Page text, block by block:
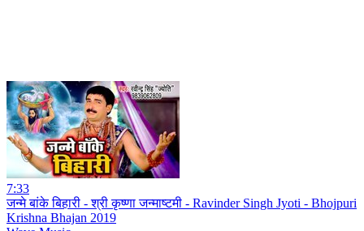
7:33
जन्मे बांके बिहारी - श्री कृष्णा जन्माष्टमी - Ravinder Singh Jyoti - Bhojpuri
Krishna Bhajan 2019